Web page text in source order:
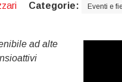
Categorie: Eventi e
ad alte